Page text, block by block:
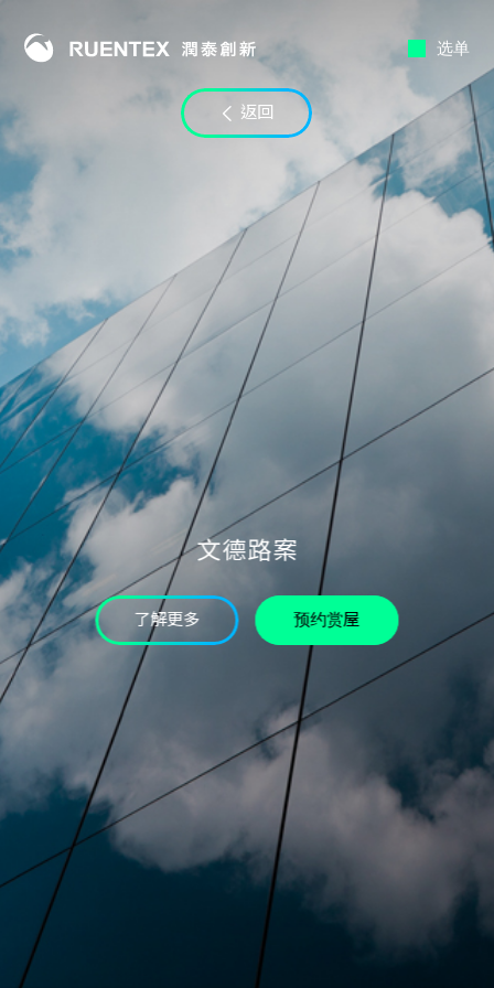
选单
返回
文德路案
了解更多 预约赏屋
至
LINE ID
备注
验证码
我已详读个资条款并同意